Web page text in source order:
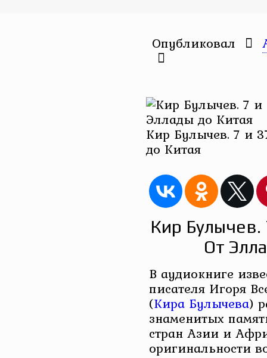
Опубликовал
Кир Булычев. 7 и
до Китая
Кир Булычев.
От
В аудиокниге
писателя Игоря
(Кира Булычева)
знаменитых
стран Азии и
оригинальности